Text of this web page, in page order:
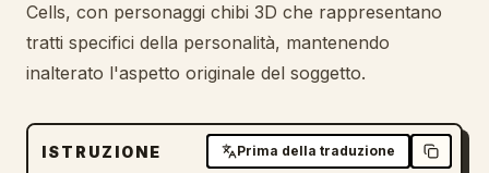
Prezzi
Cells, con personaggi chibi 3D che rappresentano
tratti specifici della personalità, mantenendo
inalterato l'aspetto originale del soggetto.
ISTRUZIONE Prima della traduzione